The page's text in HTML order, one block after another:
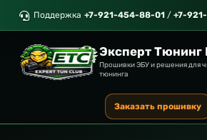
Поддержка +7-921-454-88-01 / +7-
Эксперт Тюнинг
Прошивки ЭБУ и решения для
тюнинга
Заказать прошивку